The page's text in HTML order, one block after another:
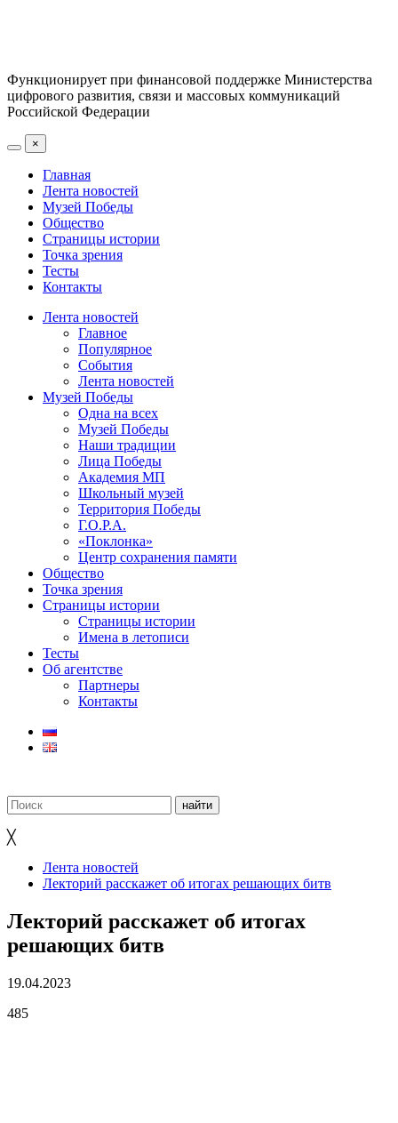
Функционирует при финансовой поддержке Министерства
цифрового развития, связи и массовых коммуникаций
Российской Федерации
×
Главная
Лента новостей
Музей Победы
Общество
Страницы истории
Точка зрения
Тесты
Контакты
Лента новостей
Главное
Популярное
События
Лента новостей
Музей Победы
Одна на всех
Музей Победы
Наши традиции
Лица Победы
Академия МП
Школьный музей
Территория Победы
Г.О.Р.А.
«Поклонка»
Центр сохранения памяти
Общество
Точка зрения
Страницы истории
Страницы истории
Имена в летописи
Тесты
Об агентстве
Партнеры
Контакты
╳
Лента новостей
Лекторий расскажет об итогах решающих битв
Лекторий расскажет об итогах
решающих битв
19.04.2023
485